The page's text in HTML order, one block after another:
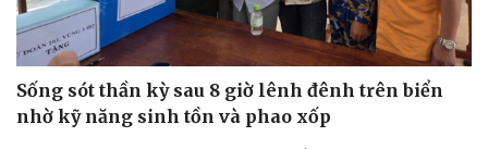
Văn hóa
Sân khấu - Điện ảnh
Giải trí
Nghệ sĩ
Sống sót thần kỳ sau 8 giờ lênh đênh trên biển
nhờ kỹ năng sinh tồn và phao xốp